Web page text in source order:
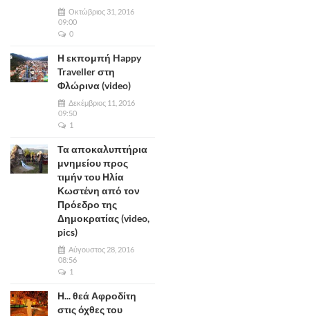
Οκτώβριος 31, 2016
09:00
0
Η εκπομπή Happy
Traveller στη
Φλώρινα (video)
Δεκέμβριος 11, 2016
09:50
1
Τα αποκαλυπτήρια
μνημείου προς
τιμήν του Ηλία
Κωστένη από τον
Πρόεδρο της
Δημοκρατίας (video,
pics)
Αύγουστος 28, 2016
08:56
1
Η... θεά Αφροδίτη
στις όχθες του